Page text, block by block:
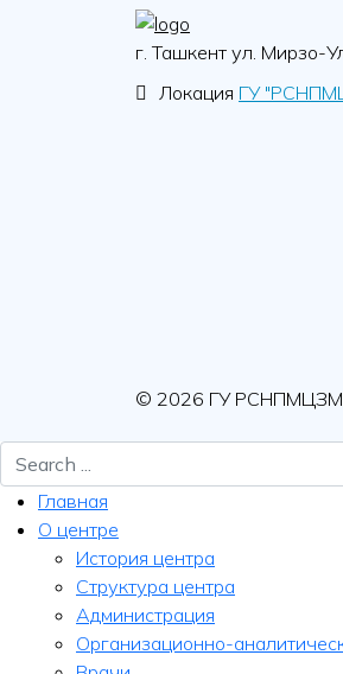
г. Ташкент ул. Мирзо-
Локация ГУ
© 2026 ГУ
Главная
О центре
История центра
Структура центра
Администрация
Организационно-